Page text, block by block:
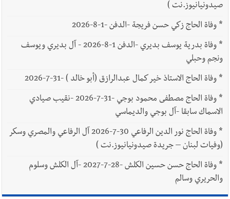
صيدونيانيوز.نت )
*وفاة الحاج زكي حسن فريجة -الدفن -1-8-2026
*
وفاة بدرية يوسف بديري -الدفن 1-8-2026 - آل بديري ويوسف
ونجم وحبلي
*وفاة الحاج الاستاذ خير كمال عبدالرازق (أبو خالد ) -31-7-2026
*
وفاة الحاج مصطفى محمود بوجي -31-7-2026 -نقيب صيادي
الاسماك سابقا -آل بوجي والديماسي
*
وفاة الحاج نور الدين الرفاعي 30-7-2026 آل الرفاعي والمصري وسكر
(وفيات لبنان – جريدة صيدونيانيوز.نت )
*
وفاة الحاج حسن حسين الكلش -28-7-2027 -آل الكلش وسلوم
والحريري وسالم